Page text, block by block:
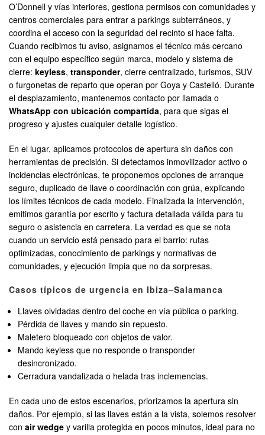
O’Donnell y vías interiores, gestiona permisos con comunidades y
centros comerciales para entrar a parkings subterráneos, y
coordina el acceso con la seguridad del recinto si hace falta.
Cuando recibimos tu aviso, asignamos el técnico más cercano
con el equipo específico según marca, modelo y sistema de
cierre: keyless, transponder, cierre centralizado, turismos, SUV
o furgonetas de reparto que operan por Goya y Castelló. Durante
el desplazamiento, mantenemos contacto por llamada o
WhatsApp con ubicación compartida, para que sigas el
progreso y ajustes cualquier detalle logístico.
En el lugar, aplicamos protocolos de apertura sin daños con
herramientas de precisión. Si detectamos inmovilizador activo o
incidencias electrónicas, te proponemos opciones de arranque
seguro, duplicado de llave o coordinación con grúa, explicando
los límites técnicos de cada modelo. Finalizada la intervención,
emitimos garantía por escrito y factura detallada válida para tu
seguro o asistencia en carretera. La verdad es que se nota
cuando un servicio está pensado para el barrio: rutas
optimizadas, conocimiento de parkings y normativas de
comunidades, y ejecución limpia que no da sorpresas.
Casos típicos de urgencia en Ibiza–Salamanca
Llaves olvidadas dentro del coche en vía pública o parking.
Pérdida de llaves y mando sin repuesto.
Maletero bloqueado con objetos de valor.
Mando keyless que no responde o transponder
desincronizado.
Cerradura vandalizada o helada tras inclemencias.
En cada uno de estos escenarios, priorizamos la apertura sin
daños. Por ejemplo, si las llaves están a la vista, solemos resolver
con air wedge y varilla protegida en pocos minutos, ideal para no